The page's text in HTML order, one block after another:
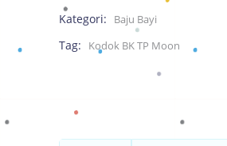
Kategori: Baju Bayi
Tag: Kodok BK TP Moon